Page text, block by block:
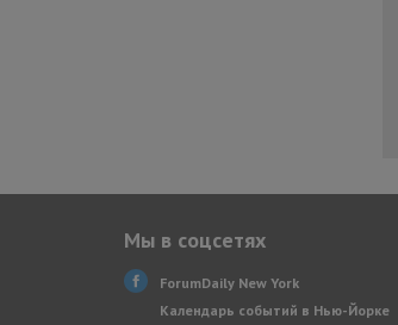
Мы в соцсетях
ForumDaily New York
Календарь событий в Нью-Йорке